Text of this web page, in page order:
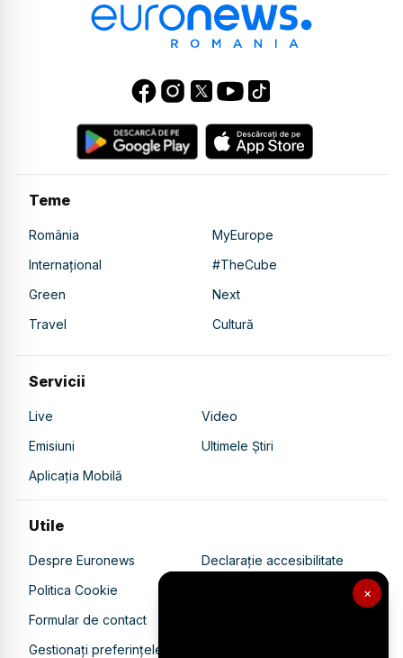
×
Teme
România
MyEurope
Internațional
#TheCube
Green
Next
Travel
Cultură
Servicii
Live
Video
Emisiuni
Ultimele Știri
Aplicația Mobilă
Utile
Despre Euronews
Declarație accesibilitate
Politica Cookie
Politica de confidențialitate
Formular de contact
Gestionați preferințele